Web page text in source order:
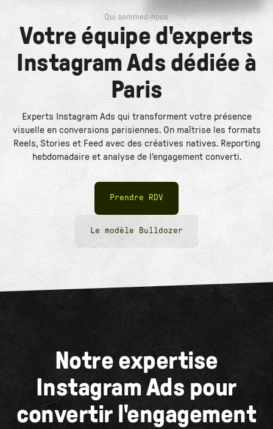
Qui sommes-nous
Votre équipe d'experts
Instagram Ads dédiée à
Paris
Experts Instagram Ads qui transforment votre présence
visuelle en conversions parisiennes. On maîtrise les formats
Reels, Stories et Feed avec des créatives natives. Reporting
hebdomadaire et analyse de l'engagement converti.
Prendre RDV
Le modèle Bulldozer
Notre expertise
Instagram Ads pour
convertir l'engagement